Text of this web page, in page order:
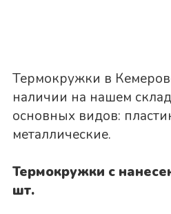
Термокружки в
наличии на нашем
основных видов:
металлические.
Термокружки с
шт.